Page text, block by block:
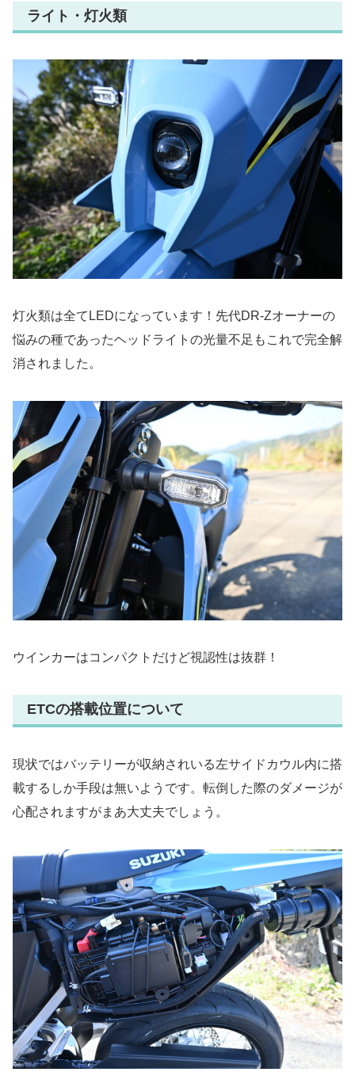
ライト・灯火類
灯火類は全てLEDになっています！先代DR-Zオーナーの
悩みの種であったヘッドライトの光量不足もこれで完全解
消されました。
ウインカーはコンパクトだけど視認性は抜群！
ETCの搭載位置について
現状ではバッテリーが収納されいる左サイドカウル内に搭
載するしか手段は無いようです。転倒した際のダメージが
心配されますがまあ大丈夫でしょう。